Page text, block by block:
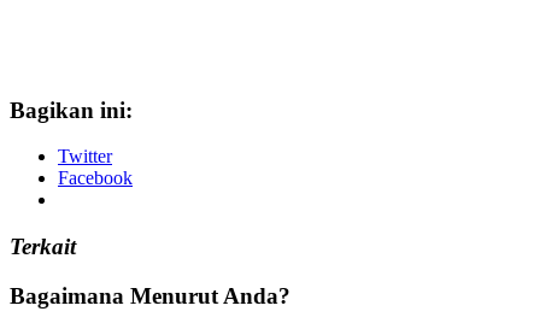
Bagikan ini:
Twitter
Facebook
Terkait
Bagaimana Menurut Anda?